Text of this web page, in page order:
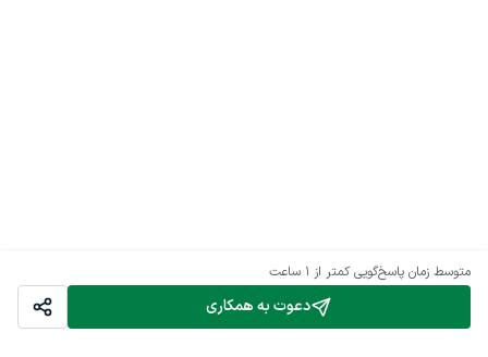
دعوت به همکاری
متوسط زمان پاسخ‌گویی کمتر از 1 ساعت